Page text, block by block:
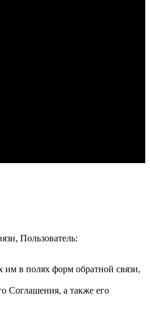
Пользователь:
им в полях форм обратной связи,
Соглашения, а также его